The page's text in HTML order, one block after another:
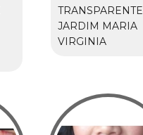
TRANSPARENTE
JARDIM MARIA
VIRGINIA